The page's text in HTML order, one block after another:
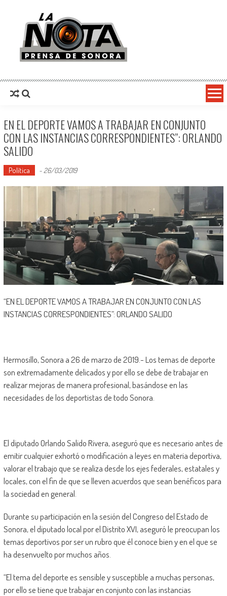
La Nota Prensa De Sonora
EN EL DEPORTE VAMOS A TRABAJAR EN CONJUNTO
CON LAS INSTANCIAS CORRESPONDIENTES”: ORLANDO
SALIDO
Política - 26/03/2019
“EN EL DEPORTE VAMOS A TRABAJAR EN CONJUNTO CON LAS
INSTANCIAS CORRESPONDIENTES”: ORLANDO SALIDO
Hermosillo, Sonora a 26 de marzo de 2019.- Los temas de deporte
son extremadamente delicados y por ello se debe de trabajar en
realizar mejoras de manera profesional, basándose en las
necesidades de los deportistas de todo Sonora.
El diputado Orlando Salido Rivera, aseguró que es necesario antes de
emitir cualquier exhortó o modificación a leyes en materia deportiva,
valorar el trabajo que se realiza desde los ejes federales, estatales y
locales, con el fin de que se lleven acuerdos que sean benéficos para
la sociedad en general.
Durante su participación en la sesión del Congreso del Estado de
Sonora, el diputado local por el Distrito XVI, aseguró le preocupan los
temas deportivos por ser un rubro que él conoce bien y en el que se
ha desenvuelto por muchos años.
“El tema del deporte es sensible y susceptible a muchas personas,
por ello se tiene que trabajar en conjunto con las instancias